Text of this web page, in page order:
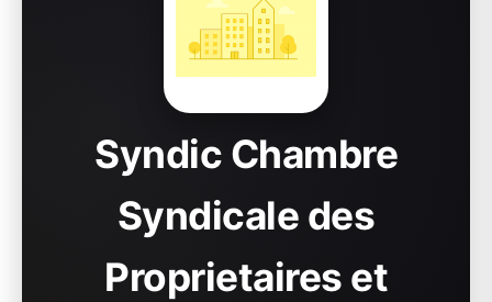
Syndic Chambre
Syndicale des
Proprietaires et